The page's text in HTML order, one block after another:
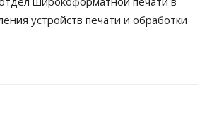
устройств печати и обработки